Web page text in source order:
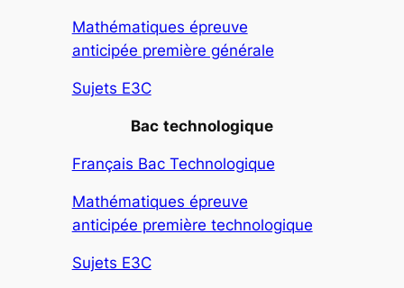
Mathématiques épreuve
anticipée première générale
Sujets E3C
Bac technologique
Français Bac Technologique
Mathématiques épreuve
anticipée première technologique
Sujets E3C